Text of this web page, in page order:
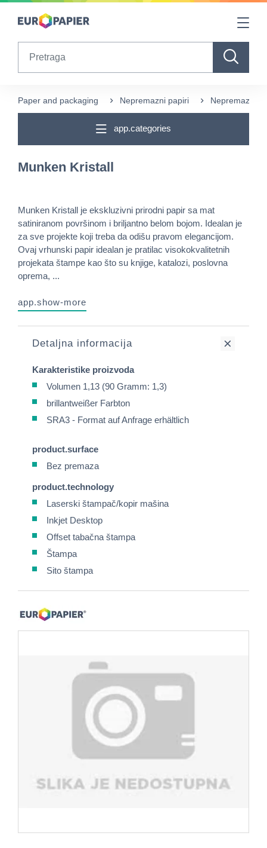
Table Of Content
Paper and packaging Nepremazni papiri Nepremazni
app.categories
Munken Kristall
Munken Kristall je ekskluzivni prirodni papir sa mat
satiniranom površinom i briljantno belom bojom. Idealan je
za sve projekte koji treba da odišu pravom elegancijom.
Ovaj vrhunski papir idealan je pratilac visokokvalitetnih
projekata štampe kao što su knjige, katalozi, poslovna
oprema, ...
app.show-more
Detaljna informacija
Karakteristike proizvoda
Volumen 1,13 (90 Gramm: 1,3)
brillantweißer Farbton
SRA3 - Format auf Anfrage erhältlich
product.surface
Bez premaza
product.technology
Laserski štampač/kopir mašina
Inkjet Desktop
Offset tabačna štampa
Štampa
Sito štampa